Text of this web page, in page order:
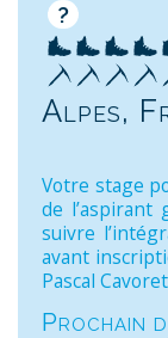
?
Alpes,
Votre stage
de l’aspirant
suivre
avant
Pascal
Prochain